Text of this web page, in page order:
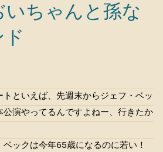
いちゃんと孫な
トといえば、先週末からジェフ・ベッ
公演やってるんですよねー、行きたか
ベックは今年65歳になるのに若い！